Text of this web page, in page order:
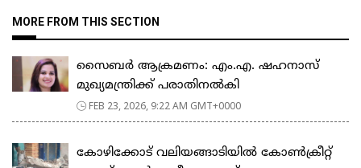
MORE FROM THIS SECTION
സൈബർ ആക്രമണം: എം.എ. ഷഹനാസ്
മുഖ്യമന്ത്രിക്ക് പരാതിനൽകി
FEB 23, 2026, 9:22 AM GMT+0000
കോഴിക്കോട് വലിയങ്ങാടിയിൽ കോൺക്രീറ്റ്